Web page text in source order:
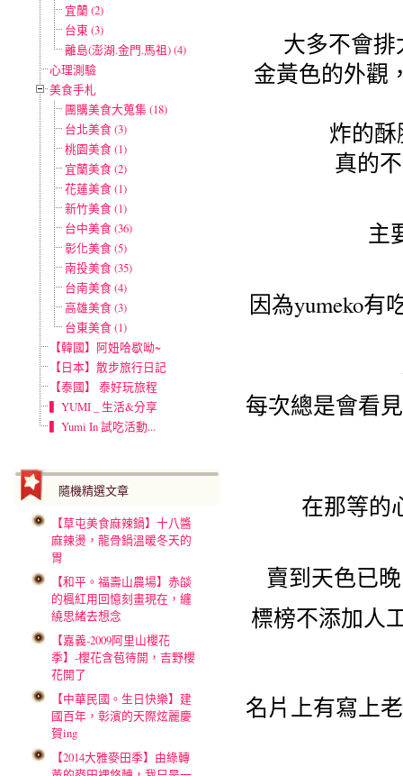
宜蘭 (2)
台東 (3)
離島(澎湖.金門.馬祖) (4)
心理測驗
美食手札
團購美食大蒐集 (18)
台北美食 (3)
桃園美食 (1)
宜蘭美食 (2)
花蓮美食 (1)
新竹美食 (1)
台中美食 (36)
彰化美食 (5)
南投美食 (35)
台南美食 (4)
高雄美食 (3)
台東美食 (1)
【韓國】阿妞哈歇呦~
【日本】散步旅行日記
【泰國】 泰好玩旅程
▍YUMI _ 生活&分享
▍Yumi In 試吃活動...
隨機精選文章
【草屯美食麻辣鍋】十八醬
麻辣燙，龍骨鍋溫暖冬天的
胃
【和平。福壽山農場】赤燄
的楓紅用回憶刻畫現在，纏
繞思緒去想念
【嘉義-2009阿里山櫻花
季】-櫻花含苞待開，吉野櫻
花開了
【中華民國。生日快樂】建
國百年，彰濱的天際炫麗慶
賀ing
【2014大雅麥田季】由綠轉
大多不會
金黃色的外觀
炸的
真的
主
因為yumeko有
每次總是會看
在那等的
賣到天色已
標榜不添加人
名片上有寫上